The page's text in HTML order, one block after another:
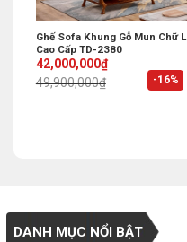
-16%
Ghế Sofa Khung Gỗ Mun Chữ L
Cao Cấp TD-2380
49,900,000₫
Original
price
was:
42,000,000₫
Current
price
is:
DANH MỤC NỔI BẬT